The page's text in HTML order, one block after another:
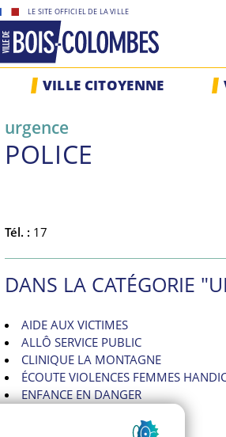
LE SITE OFFICIEL DE LA VILLE
ville
VILLE CITOYENNE
urgence
POLICE
Tél. : 17
DANS LA CATÉGORIE
AIDE AUX VICTIMES
ALLÔ SERVICE PUBLIC
CLINIQUE LA MONTAGNE
ÉCOUTE VIOLENCES FEMMES
ENFANCE EN DANGER